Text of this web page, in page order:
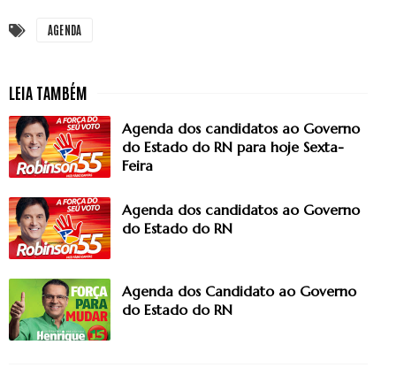
AGENDA
Agenda dos candidatos ao Governo
do Estado do RN para hoje Sexta-
Feira
Agenda dos candidatos ao Governo
do Estado do RN
Agenda dos Candidato ao Governo
do Estado do RN